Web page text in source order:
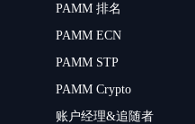
PAMM 排名
PAMM ECN
PAMM STP
PAMM Crypto
账户经理&追随者